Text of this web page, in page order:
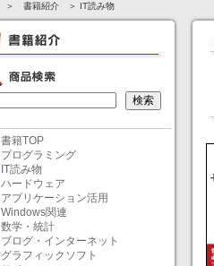
＞ 書籍紹介 ＞ IT読み物
書籍TOP
プログラミング
IT読み物
ハードウェア
アプリケーション活用
Windows関連
数学・統計
ブログ・インターネット
グラフィックソフト